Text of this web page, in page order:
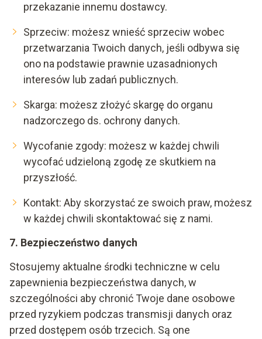
przekazanie innemu dostawcy.
Sprzeciw: możesz wnieść sprzeciw wobec
przetwarzania Twoich danych, jeśli odbywa się
ono na podstawie prawnie uzasadnionych
interesów lub zadań publicznych.
Skarga: możesz złożyć skargę do organu
nadzorczego ds. ochrony danych.
Wycofanie zgody: możesz w każdej chwili
wycofać udzieloną zgodę ze skutkiem na
przyszłość.
Kontakt: Aby skorzystać ze swoich praw, możesz
w każdej chwili skontaktować się z nami.
7. Bezpieczeństwo danych
Stosujemy aktualne środki techniczne w celu
zapewnienia bezpieczeństwa danych, w
szczególności aby chronić Twoje dane osobowe
przed ryzykiem podczas transmisji danych oraz
przed dostępem osób trzecich. Są one